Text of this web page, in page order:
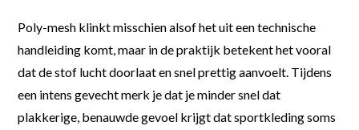
Poly-mesh klinkt misschien alsof het uit een technische
handleiding komt, maar in de praktijk betekent het vooral
dat de stof lucht doorlaat en snel prettig aanvoelt. Tijdens
een intens gevecht merk je dat je minder snel dat
plakkerige, benauwde gevoel krijgt dat sportkleding soms